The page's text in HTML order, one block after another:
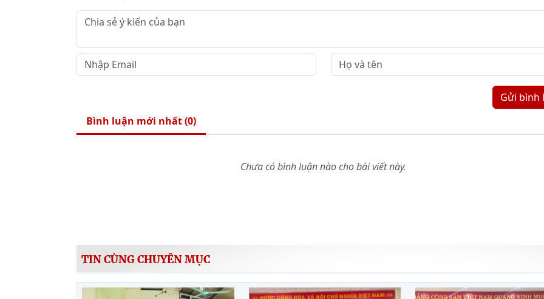
Gửi bình
Bình luận mới nhất (0)
Chưa có bình luận nào cho bài viết này.
TIN CÙNG CHUYÊN MỤC